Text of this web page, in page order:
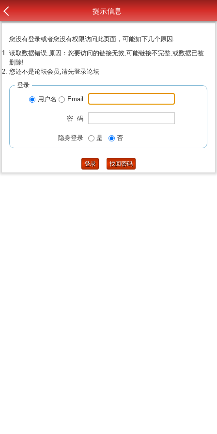
提示信息
您没有登录或者您没有权限访问此页面，可能如下几个原因:
读取数据错误,原因：您要访问的链接无效,可能链接不完整,或数据已被
删除!
您还不是论坛会员,请先登录论坛
登录
用户名
Email
密 码
隐身登录 是 否